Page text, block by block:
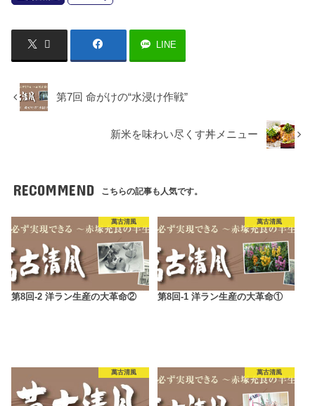
LINE
第7回 命がけの“水浸け作戦”
新米を味わい尽くす丼メニュー
RECOMMEND こちらの記事も人気です。
萬古清風
第8回-2 洋ラン生産の大革命②
萬古清風
第8回-1 洋ラン生産の大革命①
萬古清風 萬古清風